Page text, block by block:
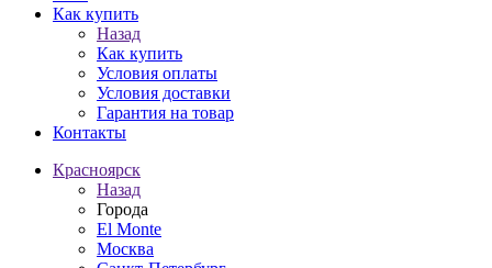
Как купить
Назад
Как купить
Условия оплаты
Условия доставки
Гарантия на товар
Контакты
Красноярск
Назад
Города
El Monte
Москва